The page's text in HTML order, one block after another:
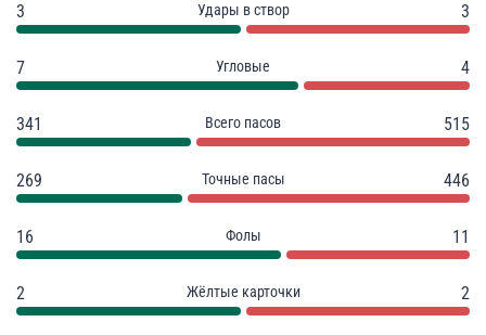
3 Удары в створ 3
7 Угловые 4
341 Всего пасов 515
269 Точные пасы 446
16 Фолы 11
2 Жёлтые карточки 2